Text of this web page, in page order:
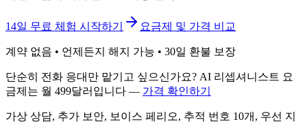
14일 무료 체험 시작하기 요금제 및 가격 비교
계약 없음 • 언제든지 해지 가능 • 30일 환불 보장
단순히 전화 응대만 맡기고 싶으신가요? AI 리셉셔니스트 요
금제는 월 499달러입니다 — 가격 확인하기
가상 상담, 추가 보안, 보이스 페리오, 추적 번호 10개, 우선 지